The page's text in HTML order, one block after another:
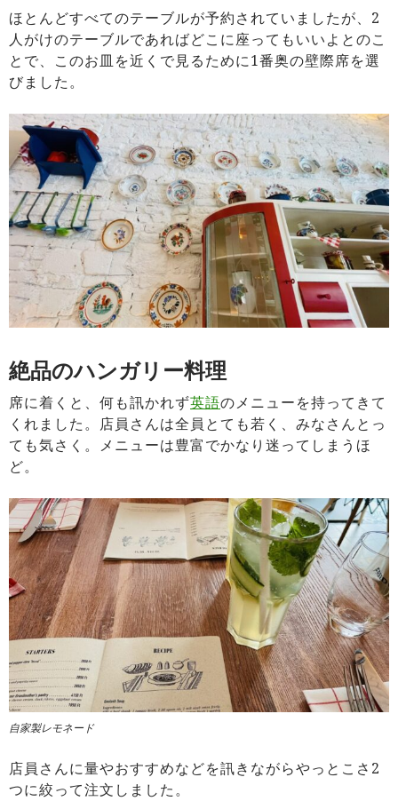
ほとんどすべてのテーブルが予約されていましたが、2
人がけのテーブルであればどこに座ってもいいよとのこ
とで、このお皿を近くで見るために1番奥の壁際席を選
びました。
絶品のハンガリー料理
席に着くと、何も訊かれず英語のメニューを持ってきて
くれました。店員さんは全員とても若く、みなさんとっ
ても気さく。メニューは豊富でかなり迷ってしまうほ
ど。
自家製レモネード
店員さんに量やおすすめなどを訊きながらやっとこさ2
つに絞って注文しました。